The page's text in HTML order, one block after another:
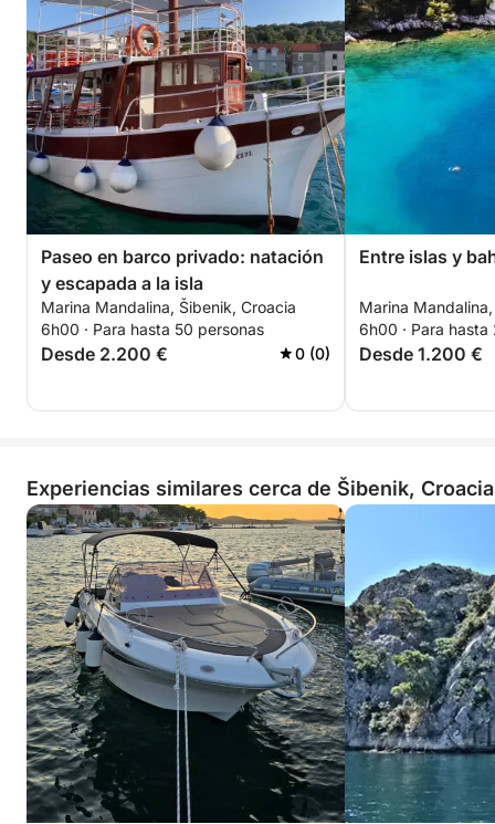
Paseo en barco privado: natación
y escapada a la isla
Marina Mandalina, Šibenik, Croacia
6h00 · Para hasta 50 personas
Desde 2.200 € 0 (0)
Entre islas y
Marina
6h00 · Para
Desde 1.200 €
Experiencias similares cerca de Šibenik, Croacia